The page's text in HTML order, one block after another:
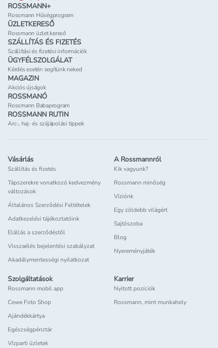
ROSSMANN+
Rossmann Hűségprogram
ÜZLETKERESŐ
Rossmann üzlet kereső
SZÁLLÍTÁS ÉS FIZETÉS
Szállítási és fizetési információk
ÜGYFÉLSZOLGÁLAT
Kérdés esetén segítünk neked
MAGAZIN
Akciós újságok
ROSSMANÓ
Rossmann Babaprogram
ROSSMANN RUTIN
Arc-, haj- és szájápolási tippek
Vásárlás
Szállítás és fizetés
Tápszerekre vonatkozó kedvezmény
változások
Általános Szerződési Feltételek
Adatkezelési tájékoztatóink
Elállás a szerződéstől
Visszaélés bejelentési szabályzat
Akadálymentességi nyilatkozat
A Rossmannról
Kik vagyunk?
Rossmann minőség
Víziónk
Egy zöldebb világért
Sajtószoba
Blog
Nyereményjáték
Szolgáltatások
Rossmann mobil app
Cewe Foto Shop
Ajándékkártya
Egészségpénztár
Vízparti üzletek
Karrier
Nyitott pozíciók
Rossmann, mint munkahely